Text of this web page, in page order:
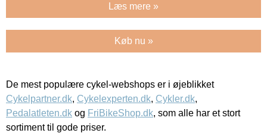
Læs mere »
Køb nu »
De mest populære cykel-webshops er i øjeblikket
Cykelpartner.dk, Cykelexperten.dk, Cykler.dk,
Pedalatleten.dk og FriBikeShop.dk, som alle har et stort
sortiment til gode priser.